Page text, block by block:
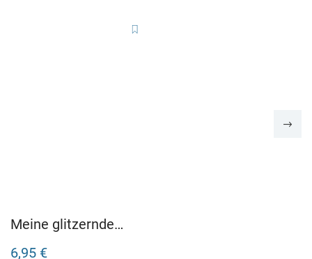
Meine glitzernde
6,95 €